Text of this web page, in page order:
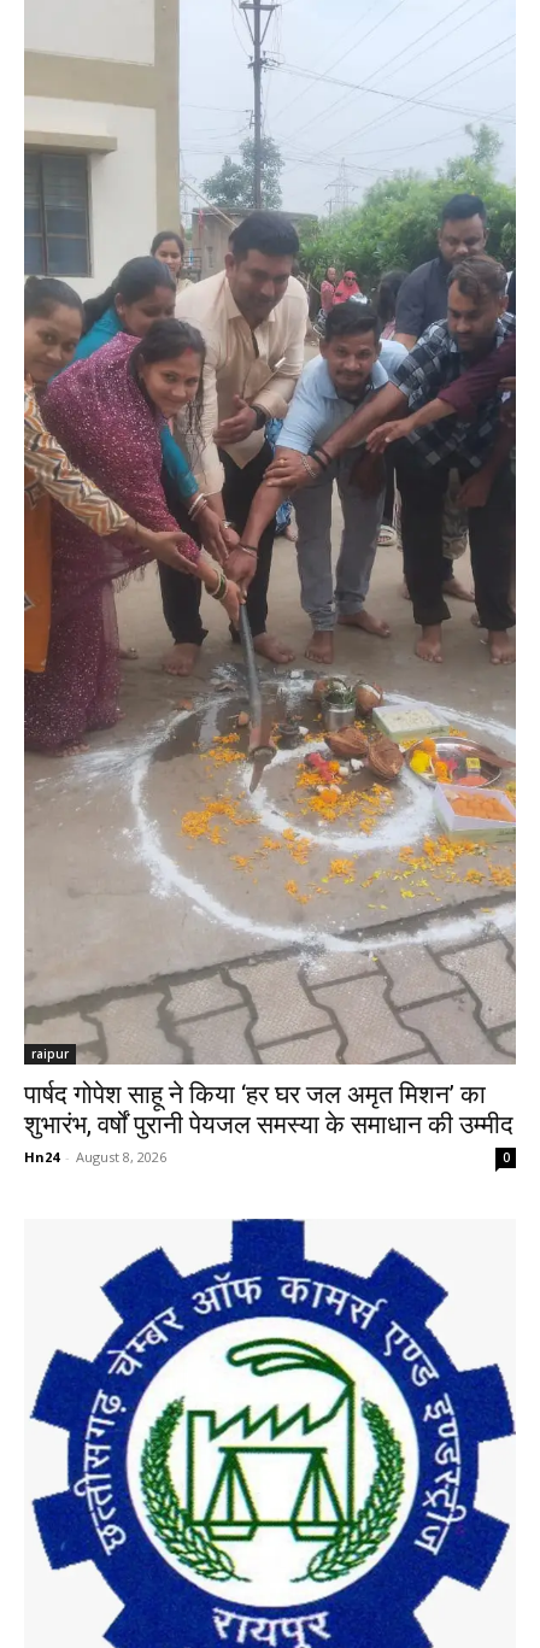
raipur
पार्षद गोपेश साहू ने किया ‘हर घर जल अमृत मिशन’ का
शुभारंभ, वर्षों पुरानी पेयजल समस्या के समाधान की उम्मीद
Hn24 - August 8, 2026 0